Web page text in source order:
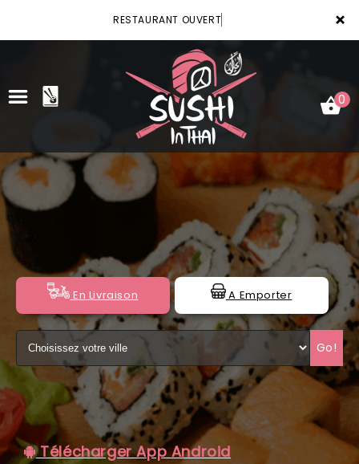
×
RESTAURANT OUVERT
ACCUEIL
VOTRE COMPTE
NOTRE RESTAURANT
VOS AVIS
MENTIONS LÉGALES
C.G.V
0
En Livraison A Emporter
Go!
Télécharger App Android